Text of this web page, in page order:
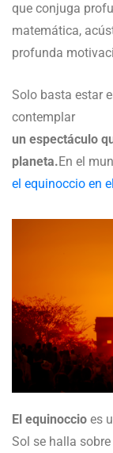
que conjuga
matemática,
profunda
Solo basta estar
contemplar
un espectáculo
planeta. En el
el equinoccio en
El equinoccio es
Sol se halla